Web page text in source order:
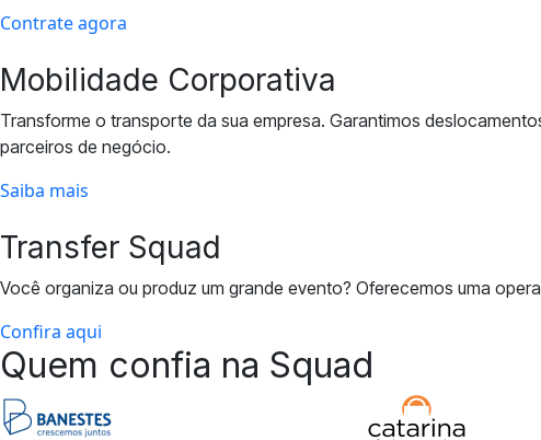
Contrate agora
Mobilidade Corporativa
Transforme o transporte da sua empresa. Garantimos
parceiros de negócio.
Saiba mais
Transfer Squad
Você organiza ou produz um grande evento? Oferecemos uma
Confira aqui
Quem confia na Squad